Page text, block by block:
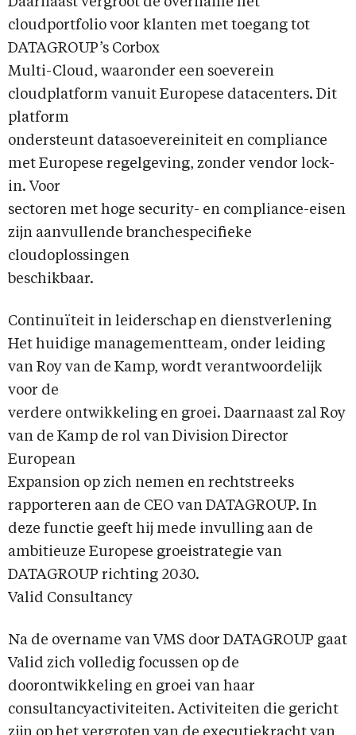
cloudportfolio voor klanten met toegang tot
DATAGROUP’s Corbox
Multi-Cloud, waaronder een soeverein
cloudplatform vanuit Europese datacenters. Dit
platform
ondersteunt datasoevereiniteit en compliance
met Europese regelgeving, zonder vendor lock-
in. Voor
sectoren met hoge security- en compliance-eisen
zijn aanvullende branchespecifieke
cloudoplossingen
beschikbaar.
Continuïteit in leiderschap en dienstverlening
Het huidige managementteam, onder leiding
van Roy van de Kamp, wordt verantwoordelijk
voor de
verdere ontwikkeling en groei. Daarnaast zal Roy
van de Kamp de rol van Division Director
European
Expansion op zich nemen en rechtstreeks
rapporteren aan de CEO van DATAGROUP. In
deze functie geeft hij mede invulling aan de
ambitieuze Europese groeistrategie van
DATAGROUP richting 2030.
Valid Consultancy
Na de overname van VMS door DATAGROUP gaat
Valid zich volledig focussen op de
doorontwikkeling en groei van haar
consultancyactiviteiten. Activiteiten die gericht